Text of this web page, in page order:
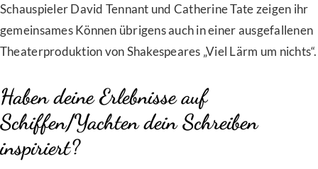
Schauspieler David Tennant und Catherine Tate zeigen ihr
gemeinsames Können übrigens auch in einer ausgefallenen
Theaterproduktion von Shakespeares „Viel Lärm um nichts“.
Haben deine Erlebnisse auf
Schiffen/Yachten dein Schreiben
inspiriert?